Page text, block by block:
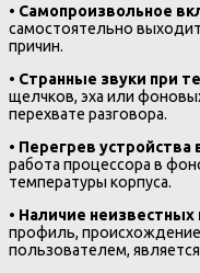
• Самопроизвольное
самостоятельно
причин.
• Странные звуки при
щелчков, эха или
перехвате разговора.
• Перегрев
работа процессора в
температуры корпуса.
• Наличие
профиль,
пользователем,